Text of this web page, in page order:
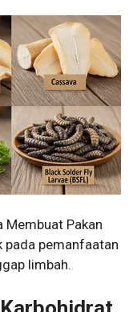
Membuat Pakan
pada pemanfaatan
limbah.